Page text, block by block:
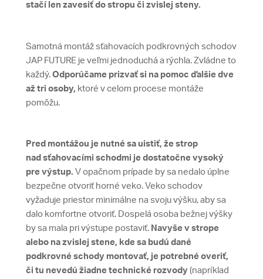
stačí len zavesiť do stropu či zvislej steny.
Samotná montáž sťahovacích podkrovných schodov
JAP FUTURE je veľmi jednoduchá a rýchla. Zvládne to
každý. Odporúčame prizvať si na pomoc ďalšie dve
až tri osoby, ktoré v celom procese montáže
pomôžu.
Pred montážou je nutné sa uistiť, že strop
nad sťahovacími schodmi je dostatočne vysoký
pre výstup. V opačnom prípade by sa nedalo úplne
bezpečne otvoriť horné veko. Veko schodov
vyžaduje priestor minimálne na svoju výšku, aby sa
dalo komfortne otvoriť. Dospelá osoba bežnej výšky
by sa mala pri výstupe postaviť. Navyše v strope
alebo na zvislej stene, kde sa budú dané
podkrovné schody montovať, je potrebné overiť,
či tu nevedú žiadne technické rozvody (napríklad